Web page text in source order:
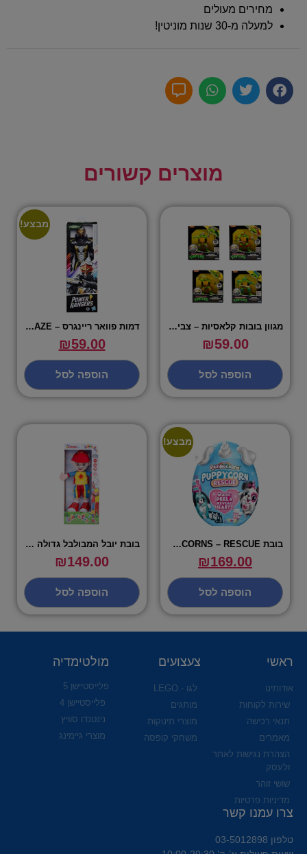
מחירים מעולים
למעלה מ-30 שנות מוניטין!
מוצרים קשורים
מגוון בובות קלאסיות – צבי הנינגה
₪59.00
הוספה לסל
מבצע!
דמות פוואר ריינגרס – ROBO BLAZE
₪59.00
הוספה לסל
מבצע!
בובת RAINBOCORNS – RESCUE
₪169.00
הוספה לסל
בובת יובל המבולבל גדולה דוברת עברית
₪149.00
הוספה לסל
ראשי
אודותינו
שירות לקוחות
תנאי רכישה
מאמרים
הצהרת נגישות לאתר
ולעסק
שושי זוהר
מדיניות פרטיות
צעצועים
לגו - LEGO
מותגים
מוצרי תינוקות
משחקי קופסה
מולטימדיה
פלייסטיישן 5
פלייסטיישן 4
נינטנדו סוויץ
מוצרי גיימינג
צרו עמנו קשר
טלפון 03-5012898